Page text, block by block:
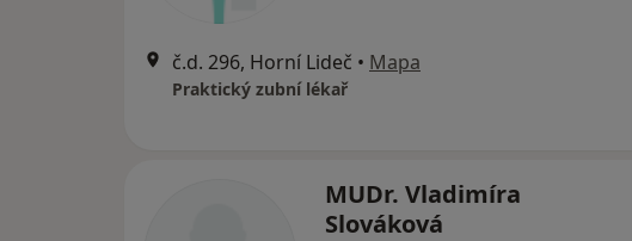
č.d. 296, Horní Lideč • Mapa
Praktický zubní lékař
MUDr. Vladimíra
Slováková